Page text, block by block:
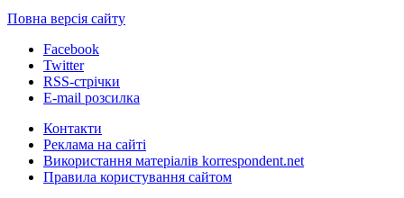
Повна версія сайту
Facebook
Twitter
RSS-стрічки
E-mail розсилка
Контакти
Реклама на сайті
Використання матеріалів korrespondent.net
Правила користування сайтом